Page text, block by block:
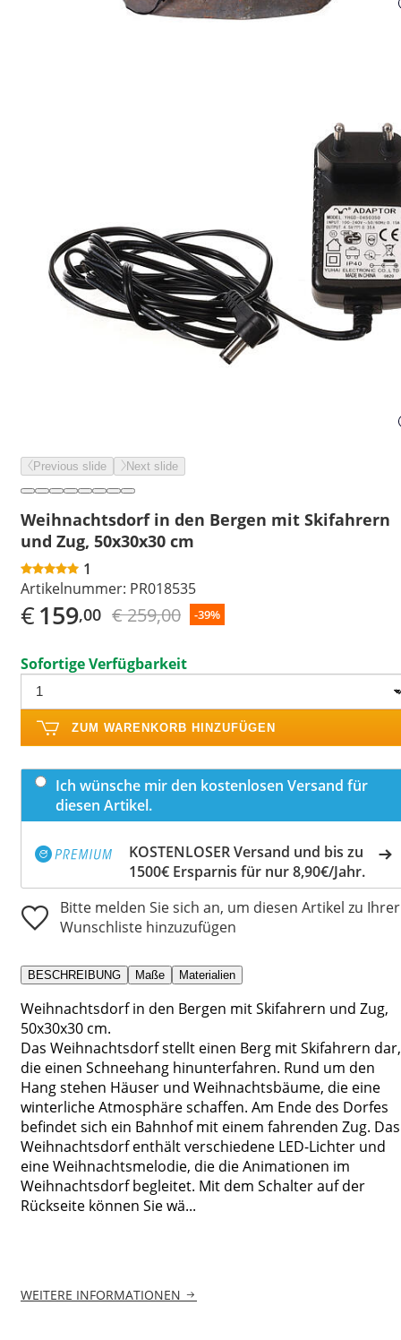
Previous slide Next slide
Weihnachtsdorf in den Bergen mit Skifahrern
und Zug, 50x30x30 cm
1
Artikelnummer: PR018535
€159,00 € 259,00 -39%
Sofortige Verfügbarkeit
ZUM WARENKORB HINZUFÜGEN
Ich wünsche mir den kostenlosen Versand für
diesen Artikel.
KOSTENLOSER Versand und bis zu
1500€ Ersparnis für nur 8,90€/Jahr.
Bitte melden Sie sich an, um diesen Artikel zu Ihrer
Wunschliste hinzuzufügen
BESCHREIBUNG Maße Materialien
Weihnachtsdorf in den Bergen mit Skifahrern und Zug,
50x30x30 cm.
Das Weihnachtsdorf stellt einen Berg mit Skifahrern dar,
die einen Schneehang hinunterfahren. Rund um den
Hang stehen Häuser und Weihnachtsbäume, die eine
winterliche Atmosphäre schaffen. Am Ende des Dorfes
befindet sich ein Bahnhof mit einem fahrenden Zug. Das
Weihnachtsdorf enthält verschiedene LED-Lichter und
eine Weihnachtsmelodie, die die Animationen im
Weihnachtsdorf begleitet. Mit dem Schalter auf der
Rückseite können Sie wä...
WEITERE INFORMATIONEN